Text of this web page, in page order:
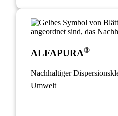
ALFAPURA®
Nachhaltiger
Umwelt